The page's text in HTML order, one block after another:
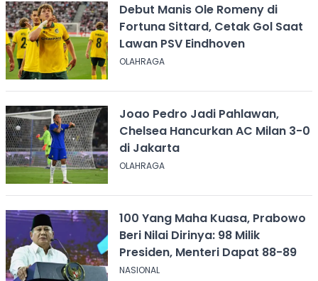
Debut Manis Ole Romeny di
Fortuna Sittard, Cetak Gol Saat
Lawan PSV Eindhoven
OLAHRAGA
Joao Pedro Jadi Pahlawan,
Chelsea Hancurkan AC Milan 3-0
di Jakarta
OLAHRAGA
100 Yang Maha Kuasa, Prabowo
Beri Nilai Dirinya: 98 Milik
Presiden, Menteri Dapat 88-89
NASIONAL